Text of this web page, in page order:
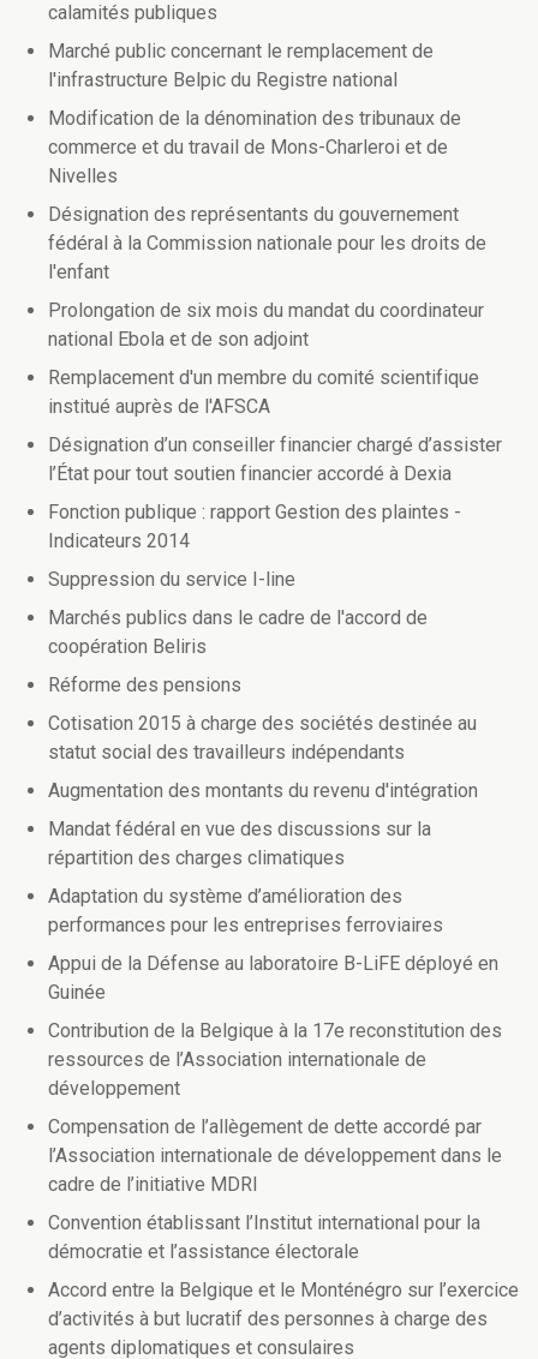
calamités publiques
Marché public concernant le remplacement de
l'infrastructure Belpic du Registre national
Modification de la dénomination des tribunaux de
commerce et du travail de Mons-Charleroi et de
Nivelles
Désignation des représentants du gouvernement
fédéral à la Commission nationale pour les droits de
l'enfant
Prolongation de six mois du mandat du coordinateur
national Ebola et de son adjoint
Remplacement d'un membre du comité scientifique
institué auprès de l'AFSCA
Désignation d’un conseiller financier chargé d’assister
l’État pour tout soutien financier accordé à Dexia
Fonction publique : rapport Gestion des plaintes -
Indicateurs 2014
Suppression du service I-line
Marchés publics dans le cadre de l'accord de
coopération Beliris
Réforme des pensions
Cotisation 2015 à charge des sociétés destinée au
statut social des travailleurs indépendants
Augmentation des montants du revenu d'intégration
Mandat fédéral en vue des discussions sur la
répartition des charges climatiques
Adaptation du système d’amélioration des
performances pour les entreprises ferroviaires
Appui de la Défense au laboratoire B-LiFE déployé en
Guinée
Contribution de la Belgique à la 17e reconstitution des
ressources de l’Association internationale de
développement
Compensation de l’allègement de dette accordé par
l’Association internationale de développement dans le
cadre de l’initiative MDRI
Convention établissant l’Institut international pour la
démocratie et l’assistance électorale
Accord entre la Belgique et le Monténégro sur l’exercice
d’activités à but lucratif des personnes à charge des
agents diplomatiques et consulaires